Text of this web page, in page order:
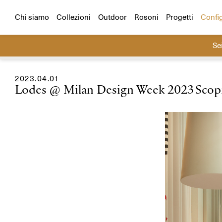
Chi siamo Collezioni Outdoor Rosoni Progetti
2023.04.01
Lodes @ Milan Design Week 2023